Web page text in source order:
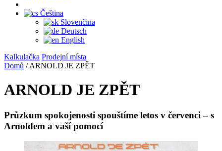
Čeština
Slovenčina
Deutsch
English
Kalkulačka Prodejní místa
Domů /ARNOLD JE ZPĚT
ARNOLD JE ZPĚT
Průzkum spokojenosti spouštíme letos v červenci – s
Arnoldem a vaší pomocí